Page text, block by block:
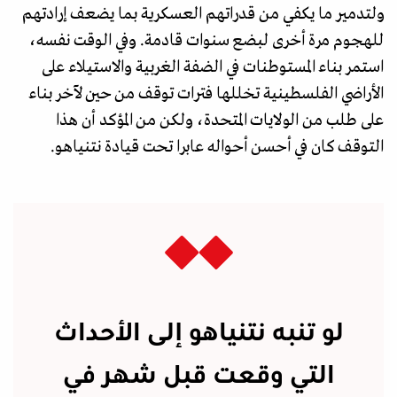
ولتدمير ما يكفي من قدراتهم العسكرية بما يضعف إرادتهم
للهجوم مرة أخرى لبضع سنوات قادمة. وفي الوقت نفسه،
استمر بناء المستوطنات في الضفة الغربية والاستيلاء على
الأراضي الفلسطينية تخللها فترات توقف من حين لآخر بناء
على طلب من الولايات المتحدة، ولكن من المؤكد أن هذا
التوقف كان في أحسن أحواله عابرا تحت قيادة نتنياهو.
لو تنبه نتنياهو إلى الأحداث
التي وقعت قبل شهر في